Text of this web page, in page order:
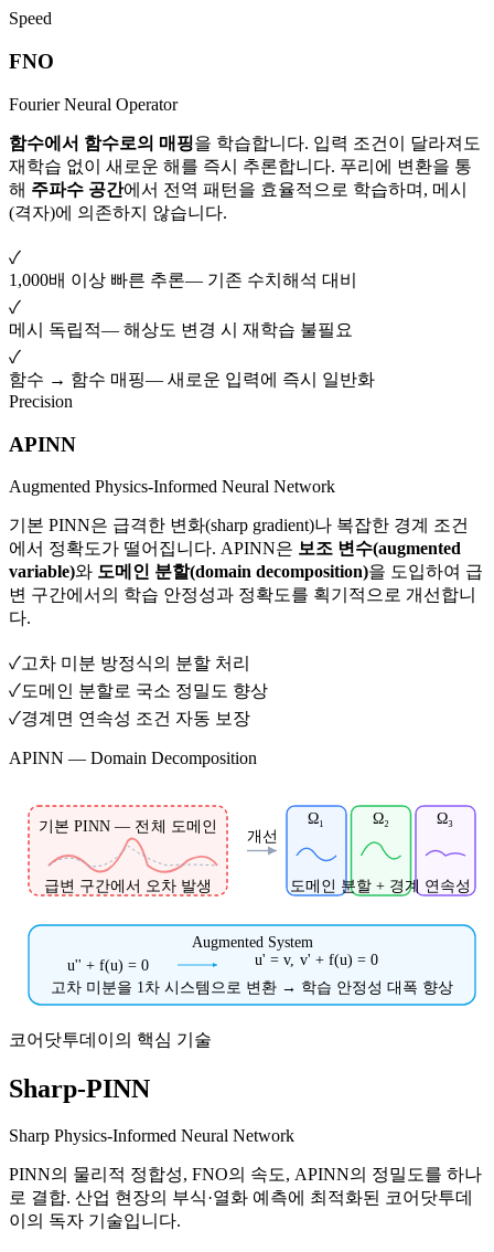
Speed
FNO
Fourier Neural Operator
함수에서 함수로의 매핑을 학습합니다. 입력 조건이 달라져도
재학습 없이 새로운 해를 즉시 추론합니다. 푸리에 변환을 통
해 주파수 공간에서 전역 패턴을 효율적으로 학습하며, 메시
(격자)에 의존하지 않습니다.
✓
1,000배 이상 빠른 추론— 기존 수치해석 대비
✓
메시 독립적— 해상도 변경 시 재학습 불필요
✓
함수 → 함수 매핑— 새로운 입력에 즉시 일반화
Precision
APINN
Augmented Physics-Informed Neural Network
기본 PINN은 급격한 변화(sharp gradient)나 복잡한 경계 조건
에서 정확도가 떨어집니다. APINN은 보조 변수(augmented
variable)와 도메인 분할(domain decomposition)을 도입하여 급
변 구간에서의 학습 안정성과 정확도를 획기적으로 개선합니
다.
✓고차 미분 방정식의 분할 처리
✓도메인 분할로 국소 정밀도 향상
✓경계면 연속성 조건 자동 보장
APINN — Domain Decomposition
기본 PINN — 전체 도메인
급변 구간에서 오차 발생
개선
Ω₁ Ω₂ Ω₃
도메인 분할 + 경계 연속성
Augmented System
u'' + f(u) = 0
u' = v, v' + f(u) = 0
고차 미분을 1차 시스템으로 변환 → 학습 안정성 대폭 향상
코어닷투데이의 핵심 기술
Sharp-PINN
Sharp Physics-Informed Neural Network
PINN의 물리적 정합성, FNO의 속도, APINN의 정밀도를 하나
로 결합. 산업 현장의 부식·열화 예측에 최적화된 코어닷투데
이의 독자 기술입니다.